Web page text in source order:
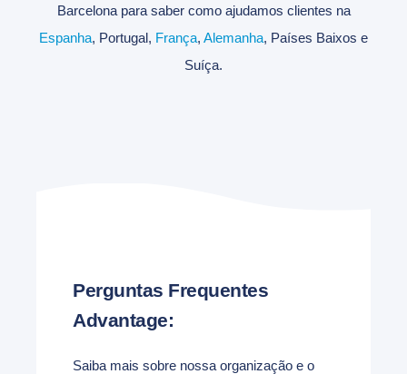
Barcelona para saber como ajudamos clientes na
Espanha, Portugal, França, Alemanha, Países Baixos e
Suíça.
Perguntas Frequentes
Advantage:
Saiba mais sobre nossa organização e o